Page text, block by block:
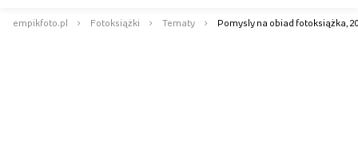
empikfoto.pl Fotoksiążki Tematy Pomysly na obiad fotoksiążka,